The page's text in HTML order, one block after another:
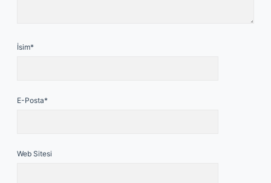
İsim*
E-Posta*
Web Sitesi